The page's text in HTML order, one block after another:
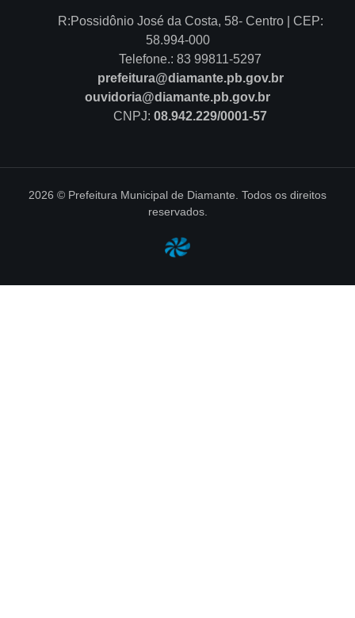
R:Possidônio José da Costa, 58- Centro | CEP:
58.994-000
Telefone.: 83 99811-5297
prefeitura@diamante.pb.gov.br
ouvidoria@diamante.pb.gov.br
CNPJ: 08.942.229/0001-57
2026 © Prefeitura Municipal de Diamante. Todos os direitos
reservados.